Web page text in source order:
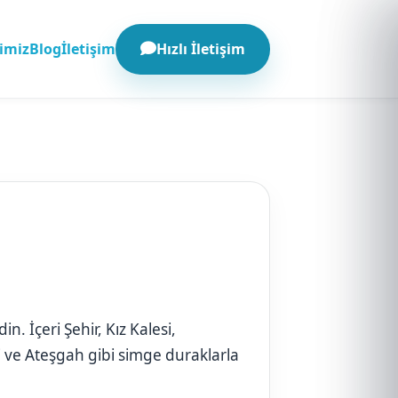
Blogİletişim Hızlı İletişim
İçeri Şehir, Kız Kalesi,
ve Ateşgah gibi simge duraklarla